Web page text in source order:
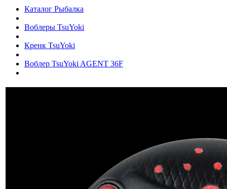
Каталог Рыбалка
Воблеры TsuYoki
Кренк TsuYoki
Воблер TsuYoki AGENT 36F